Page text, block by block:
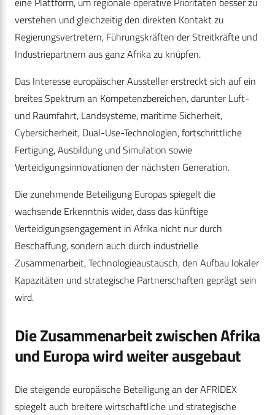
verstehen und gleichzeitig den direkten Kontakt zu
Regierungsvertretern, Führungskräften der Streitkräfte und
Industriepartnern aus ganz Afrika zu knüpfen.
Das Interesse europäischer Aussteller erstreckt sich auf ein
breites Spektrum an Kompetenzbereichen, darunter Luft-
und Raumfahrt, Landsysteme, maritime Sicherheit,
Cybersicherheit, Dual-Use-Technologien, fortschrittliche
Fertigung, Ausbildung und Simulation sowie
Verteidigungsinnovationen der nächsten Generation.
Die zunehmende Beteiligung Europas spiegelt die
wachsende Erkenntnis wider, dass das künftige
Verteidigungsengagement in Afrika nicht nur durch
Beschaffung, sondern auch durch industrielle
Zusammenarbeit, Technologieaustausch, den Aufbau lokaler
Kapazitäten und strategische Partnerschaften geprägt sein
wird.
Die Zusammenarbeit zwischen Afrika
und Europa wird weiter ausgebaut
Die steigende europäische Beteiligung an der AFRIDEX
spiegelt auch breitere wirtschaftliche und strategische